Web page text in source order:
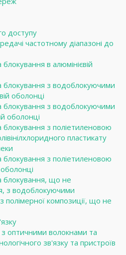
доступу
частотному діапазоні до
блокування в алюмінієвій
блокування з водоблокуючими
оболонці
блокування з водоблокуючими
оболонці
блокування з поліетиленовою
пластикату
блокування з поліетиленовою
блокування, що не
з водоблокуючими
полімерної композиції, що не
з оптичними волокнами та
зв'язку та пристроїв